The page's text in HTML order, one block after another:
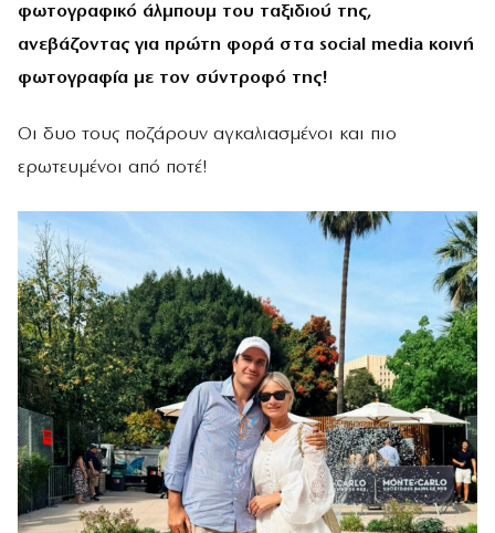
φωτογραφικό άλμπουμ του ταξιδιού της,
ανεβάζοντας για πρώτη φορά στα social media κοινή
φωτογραφία με τον σύντροφό της!
Οι δυο τους ποζάρουν αγκαλιασμένοι και πιο
ερωτευμένοι από ποτέ!